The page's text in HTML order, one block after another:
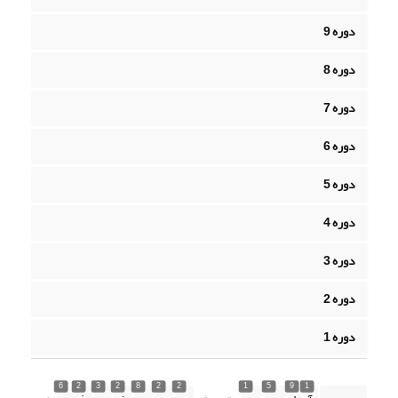
دوره 9
دوره 8
دوره 7
دوره 6
دوره 5
دوره 4
دوره 3
دوره 2
دوره 1
1
9
5
1
2
2
8
2
3
2
6